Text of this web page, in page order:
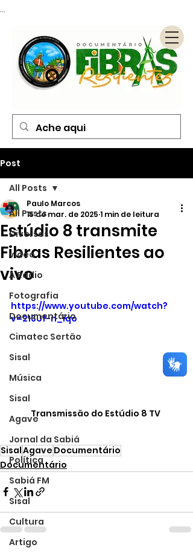
Post
All Posts
Diversos
vídeo
A Rádio
Fotografia
Documentário
Cimatec Sertão
Sisal
Música
Sisal
Agave
Jornal da Sabiá
Política
Sabiá FM
Sisal
Cultura
Artigo
All Posts
Estúdio 8 transmite
Fibras Resilientes ao
vivo
Paulo Marcos
15 de mar. de 2025 1 min de leitura
https://www.youtube.com/watch?
v=216Uf-n_iqo
Transmissão do Estúdio 8 TV
SisalAgave Documentário
Documentário